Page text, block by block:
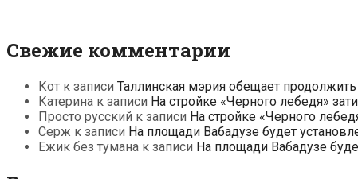
Свежие комментарии
Кот к записи Таллинская мэрия обещает
Катерина к записи На стройке «Черного лебедя»
Просто русский к записи На стройке «Черного
Серж к записи На площади Вабадузе будет
Ежик без тумана к записи На площади Вабадузе